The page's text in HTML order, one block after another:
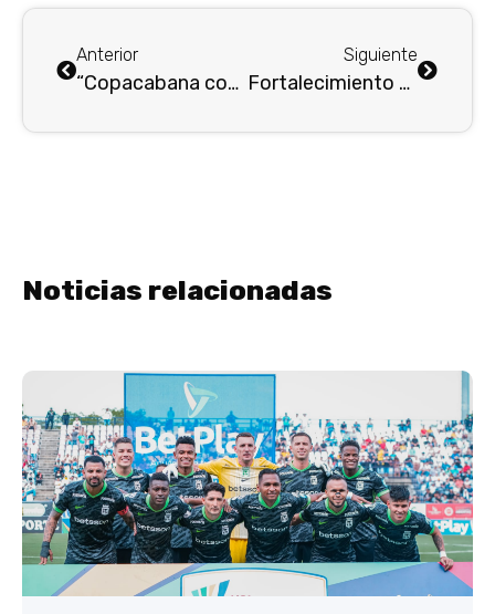
Anterior
“Copacabana compra local” la invitación de la Alcaldía a sus ciudadanos para activar la economía de los comercios este fin de año
Siguiente
Fortalecimiento de la Gestión en el INDER Envigado a Través de Capacitaciones
Noticias relacionadas